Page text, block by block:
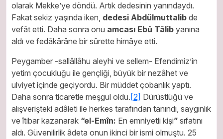
olarak Mekke’ye döndü. Artık dedesinin yanındaydı.
Fakat sekiz yaşında iken, dedesi Abdülmuttalib de
vefât etti. Daha sonra onu amcası Ebû Tâlib yanına
aldı ve fedâkârâne bir sûrette himâye etti.
Peygamber -sallâllâhu aleyhi ve sellem- Efendimiz’in
yetim çocukluğu ile gençliği, büyük bir nezâhet ve
ulviyet içinde geçiyordu. Bir müddet çobanlık yaptı.
Daha sonra ticaretle meşgul oldu. [2] Dürüstlüğü ve
alışverişteki adâleti ile herkes tarafından tanındı, saygınlık
ve îtibar kazanarak “el-Emîn: En emniyetli kişi” sıfatını
aldı. Güvenilirlik âdeta onun ikinci bir ismi olmuştu. 25